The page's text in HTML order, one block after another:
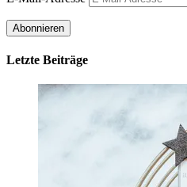
Abonnieren
Letzte Beiträge